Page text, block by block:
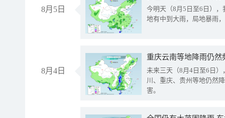
8月5日
今明天（8月5日至6日）
地有中到大雨，局地暴雨
8月4日
重庆云南等地降雨仍然
未来三天（8月4日至6日
川、重庆、贵州等地仍然
害。